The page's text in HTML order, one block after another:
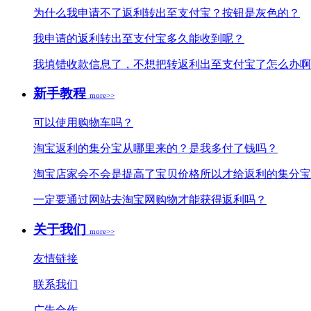
为什么我申请不了返利转出至支付宝？按钮是灰色的？
我申请的返利转出至支付宝多久能收到呢？
我填错收款信息了，不想把转返利出至支付宝了怎么办
新手教程 more>>
可以使用购物车吗？
淘宝返利的集分宝从哪里来的？是我多付了钱吗？
淘宝店家会不会是提高了宝贝价格所以才给返利的集分
一定要通过网站去淘宝网购物才能获得返利吗？
关于我们 more>>
友情链接
联系我们